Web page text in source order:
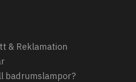
& Reklamation
badrumslampor?